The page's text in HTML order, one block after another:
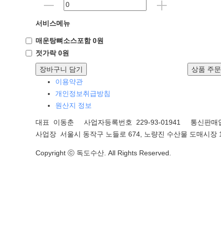
서비스메뉴
매운탕뼈소스포함 0원
젓가락 0원
장바구니 담기
상품 주
이용약관
개인정보취급방침
원산지 정보
대표 이동춘 사업자등록번호 229-93-01941
통신판매
사업장 서울시 동작구 노들로 674, 노량진 수산물 도매시장
Copyright ⓒ 독도수산. All Rights Reserved.